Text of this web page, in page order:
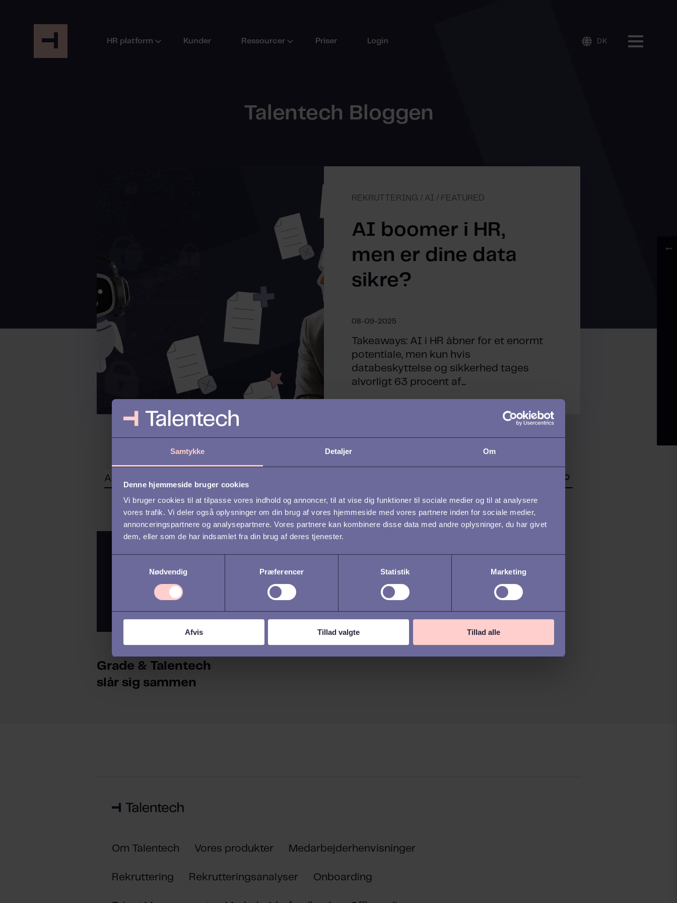
Samtykke Detaljer Om
Denne hjemmeside bruger cookies
Vi bruger cookies til at tilpasse vores indhold og annoncer, til at vise dig funktioner til sociale medier og til at analysere
vores trafik. Vi deler også oplysninger om din brug af vores hjemmeside med vores partnere inden for sociale medier,
annonceringspartnere og analysepartnere. Vores partnere kan kombinere disse data med andre oplysninger, du har givet
dem, eller som de har indsamlet fra din brug af deres tjenester.
k
v
a
l
Nødvendig Præferencer Statistik Marketing
Afvis Tillad valgte Tillad alle
HR platform Kunder Ressourcer Priser Login DK
Talentech Bloggen
REKRUTTERING / AI / FEATURED
AI boomer i HR,
men er dine data
sikre?
08-09-2025
Takeaways: AI i HR åbner for et enormt
potentiale, men kun hvis
databeskyttelse og sikkerhed tages
alvorligt 63 procent af...
Grade & Talentech
slår sig sammen
Om Talentech Vores produkter Medarbejderhenvisninger
Rekruttering Rekrutteringsanalyser Onboarding